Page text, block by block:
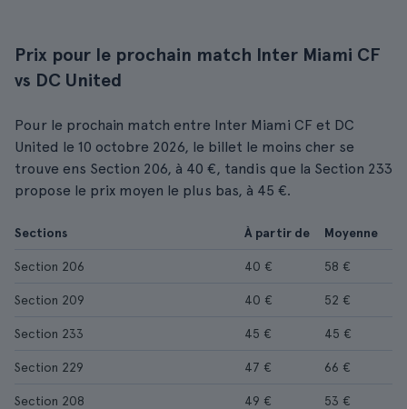
Prix pour le prochain match Inter Miami CF
vs DC United
Pour le prochain match entre Inter Miami CF et DC
United le 10 octobre 2026, le billet le moins cher se
trouve ens Section 206, à 40 €, tandis que la Section 233
propose le prix moyen le plus bas, à 45 €.
Sections À partir de Moyenne
Section 206 40 € 58 €
Section 209 40 € 52 €
Section 233 45 € 45 €
Section 229 47 € 66 €
Section 208 49 € 53 €